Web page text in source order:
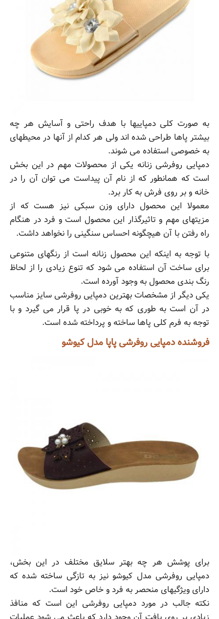
به صورت کلی دمپاییها با هدف راحتی و آسایش هر چه
بیشتر پاها طراحی شده اند ولی هر کدام از آنها در محیطهای
به خصوصی استفاده می شوند.
دمپایی روفرشی زنانه یکی از محصولات مهم در این بخش
است که همانطور که از نام آن پیداست می توان آن را در
خانه و بر روی فرش به کار برد.
معمولا این محصول دارای وزن سبکی نیز هست که از
مزیتهای مهم و تاثیرگذار این محصول است و فرد در هنگام
راه رفتن با آن هیچگونه احساس سنگینی را نخواهد داشت.
با توجه به اینکه این محصول زنانه است از رنگهای متنوعی
برای ساخت آن استفاده می شود که تنوع زیادی را از لحاظ
رنگ بندی محصول به وجود آورده است.
یکی دیگر از مشخصات بهترین دمپایی روفرشی سایز مناسب
در آن است به طوری که به خوبی در پا قرار می گیرد و با
توجه به فرم کلی پاها ساخته و پرداخته شده است.
فروشنده دمپایی روفرشی پاپا مدل کیوشو
برای پوشش هر چه بهتر سلایق مختلف در این بخش،
دمپایی روفرشی مدل کیوشو نیز به تازگی ساخته شده که
دارای ویژگیهای منحصر به فرد و خاص خود است.
نکته جالب در مورد دمپایی روفرشی این است که منافذ